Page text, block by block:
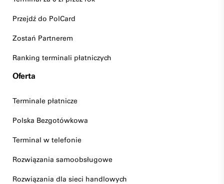
Przejdź do PolCard
Zostań Partnerem
Ranking terminali płatniczych
Oferta
Terminale płatnicze
Polska Bezgotówkowa
Terminal w telefonie
Rozwiązania samoobsługowe
Rozwiązania dla sieci handlowych